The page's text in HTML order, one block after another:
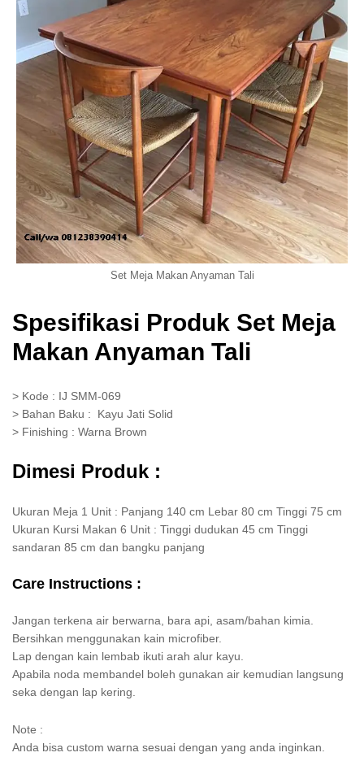
Set Meja Makan Anyaman Tali
Spesifikasi Produk Set Meja
Makan Anyaman Tali
> Kode : IJ SMM-069
> Bahan Baku : Kayu Jati Solid
> Finishing : Warna Brown
Dimesi Produk :
Ukuran Meja 1 Unit : Panjang 140 cm Lebar 80 cm Tinggi 75 cm
Ukuran Kursi Makan 6 Unit : Tinggi dudukan 45 cm Tinggi
sandaran 85 cm dan bangku panjang
Care Instructions :
Jangan terkena air berwarna, bara api, asam/bahan kimia.
Bersihkan menggunakan kain microfiber.
Lap dengan kain lembab ikuti arah alur kayu.
Apabila noda membandel boleh gunakan air kemudian langsung
seka dengan lap kering.
Note :
Anda bisa custom warna sesuai dengan yang anda inginkan.